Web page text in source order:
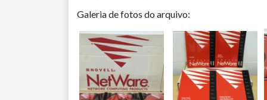
Galeria de fotos do arquivo: